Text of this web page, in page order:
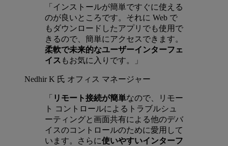
「インストールが簡単ですぐに使える
のが良いところです。それに Web で
もダウンロードしたアプリでも使用で
きるので、簡単にアクセスできます。
柔軟で未来的なユーザーインターフェ
イス もお気に入りです。」
Nedhir K 氏 オフィス マネージャー
「 リモート接続が簡単なので、リモー
ト コントロールによるトラブルシュ
ーティングと画面共有による他のデバ
イスのコントロールのために愛用して
います。さらに使いやすいインターフ